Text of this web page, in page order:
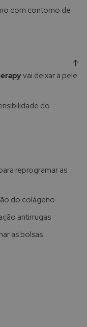
com contorno de
vai deixar a pele
do
reprogramar as
do colágeno
antirrugas
as bolsas